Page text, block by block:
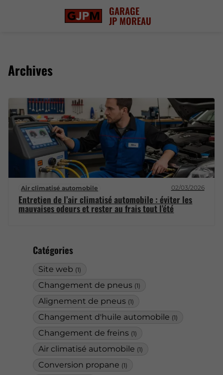
GARAGE
JP MOREAU
Catégories
Site web (1)
Changement de pneus (1)
Alignement de pneus (1)
Changement d'huile automobile (1)
Changement de freins (1)
Air climatisé automobile (1)
Conversion propane (1)
Archives
Air climatisé automobile 02/03/2026
Entretien de l’air climatisé automobile : éviter les
mauvaises odeurs et rester au frais tout l’été